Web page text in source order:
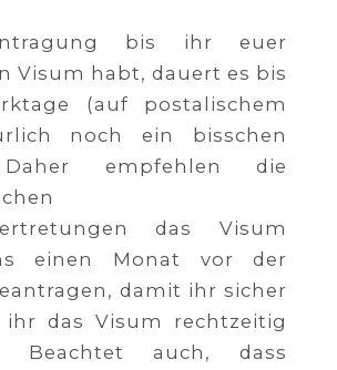
bis ihr euer
Visum habt, dauert es bis
(auf postalischem
noch ein bisschen
empfehlen die
das Visum
einen Monat vor der
damit ihr sicher
ihr das Visum rechtzeitig
Beachtet auch, dass